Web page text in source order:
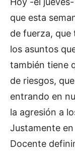
que esta
de fuerza,
los asuntos
también tiene
de riesgos,
entrando en
la agresión a
Justamente
Docente